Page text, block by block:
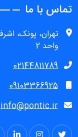
تماس با ما
واحد 2
02144811789
09103366925
info@pontic.ir